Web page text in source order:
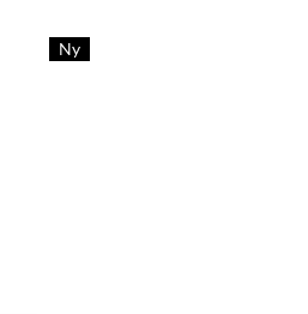
Ny